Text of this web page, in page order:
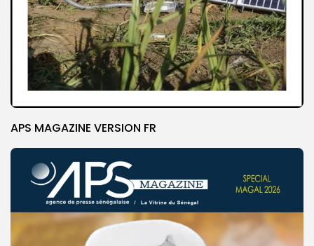
APS MAGAZINE VERSION FR